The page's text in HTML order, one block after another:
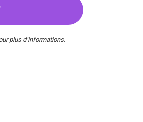
plus d’informations.